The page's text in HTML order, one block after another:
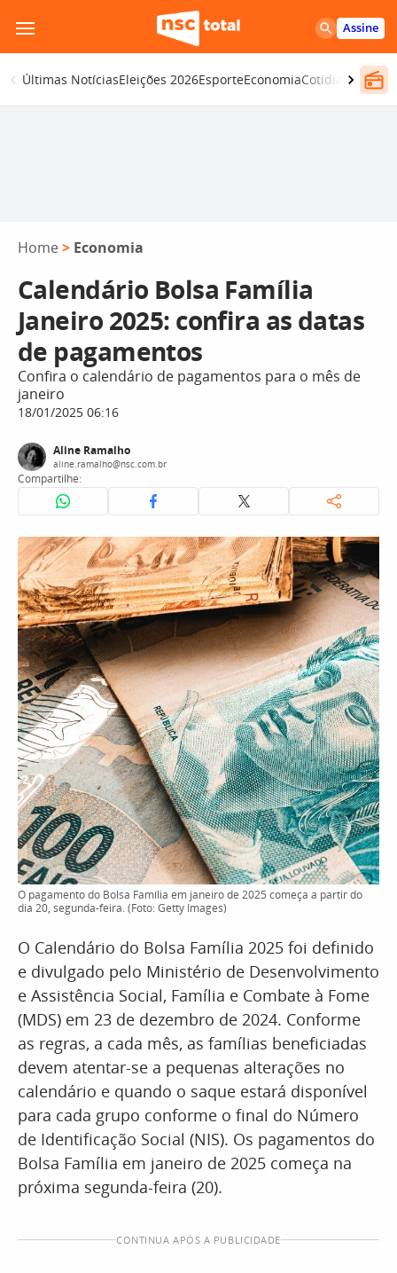
para
o
conteúdo
Assine
Últimas NotíciasEleições 2026EsporteEconomiaCotidiano
Home > Economia
Calendário Bolsa Família
Janeiro 2025: confira as datas
de pagamentos
Confira o calendário de pagamentos para o mês de
janeiro
18/01/2025 06:16
Aline Ramalho
aline.ramalho@nsc.com.br
Compartilhe:
O pagamento do Bolsa Família em janeiro de 2025 começa a partir do
dia 20, segunda-feira. (Foto: Getty Images)
O Calendário do Bolsa Família 2025 foi definido
e divulgado pelo Ministério de Desenvolvimento
e Assistência Social, Família e Combate à Fome
(MDS) em 23 de dezembro de 2024. Conforme
as regras, a cada mês, as famílias beneficiadas
devem atentar-se a pequenas alterações no
calendário e quando o saque estará disponível
para cada grupo conforme o final do Número
de Identificação Social (NIS). Os pagamentos do
Bolsa Família em janeiro de 2025 começa na
próxima segunda-feira (20).
CONTINUA APÓS A PUBLICIDADE